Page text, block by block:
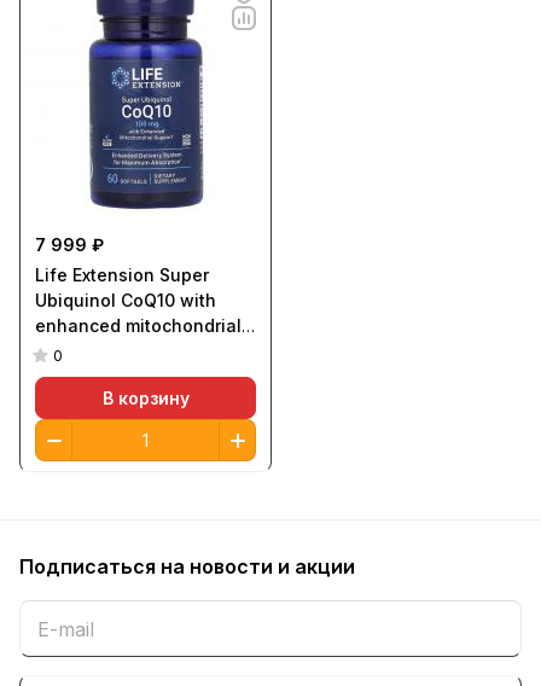
7 999 ₽
Life Extension Super
Ubiquinol CoQ10 with
enhanced mitochondrial
support 100mg 60softgels
0
В корзину
Подписаться на новости и акции